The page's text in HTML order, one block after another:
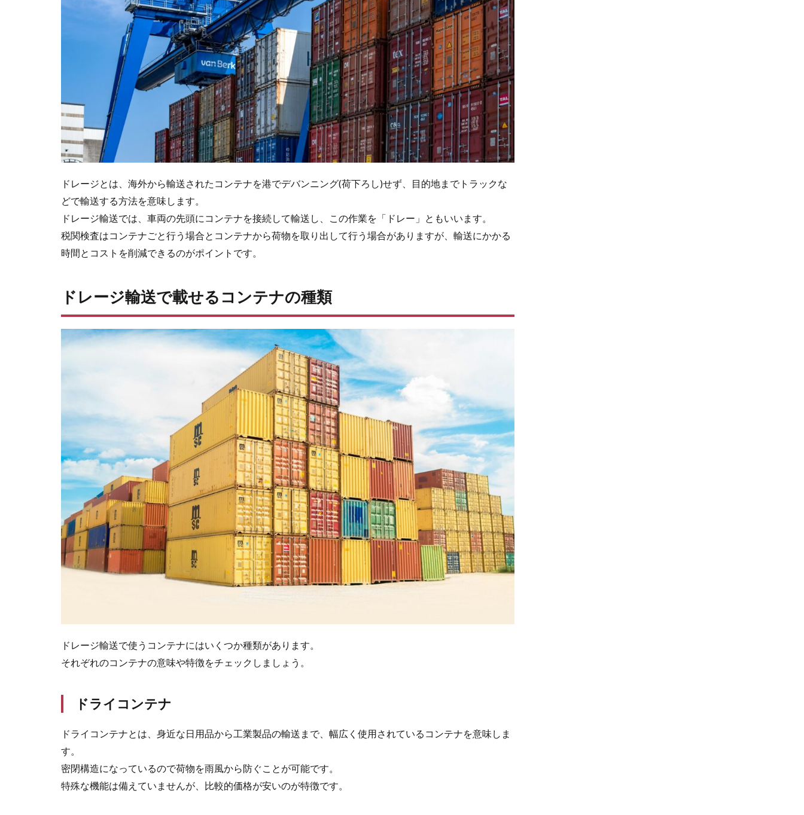
類
イコ
ンテ
リー
ファ
ーコ
ナ
オー
プン
トッ
プコ
ンテ
ラッ
ンテ
ナ
タン
クコ
ンテ
ナ
3
ド
レ
メ
ッ
ト
ンニ
しな
費用
が安
ドレージとは、海外から輸送されたコンテナを港でデバンニング(荷下ろし)せず、目的地までトラックな
どで輸送する方法を意味します。
ドレージ輸送では、車両の先頭にコンテナを接続して輸送し、この作業を「ドレー」ともいいます。
税関検査はコンテナごと行う場合とコンテナから荷物を取り出して行う場合がありますが、輸送にかかる
時間とコストを削減できるのがポイントです。
ドレージ輸送で載せるコンテナの種類
ドレージ輸送で使うコンテナにはいくつか種類があります。
それぞれのコンテナの意味や特徴をチェックしましょう。
ドライコンテナ
ドライコンテナとは、身近な日用品から工業製品の輸送まで、幅広く使用されているコンテナを意味しま
す。
密閉構造になっているので荷物を雨風から防ぐことが可能です。
特殊な機能は備えていませんが、比較的価格が安いのが特徴です。